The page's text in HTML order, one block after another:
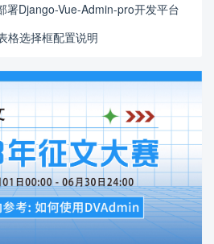
署Django-Vue-Admin-pro开发平台
格选择框配置说明